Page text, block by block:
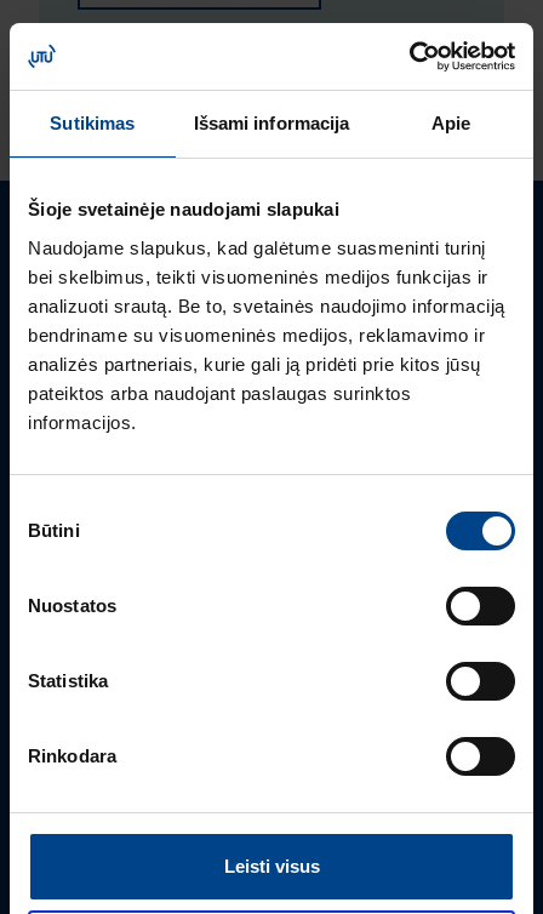
Sutikimas Išsami informacija Apie
Šioje svetainėje naudojami slapukai
Naudojame slapukus, kad galėtume suasmeninti turinį
bei skelbimus, teikti visuomeninės medijos funkcijas ir
analizuoti srautą. Be to, svetainės naudojimo informaciją
bendriname su visuomeninės medijos, reklamavimo ir
analizės partneriais, kurie gali ją pridėti prie kitos jūsų
pateiktos arba naudojant paslaugas surinktos
informacijos.
pasirinkimas
Būtini
Nuostatos
Statistika
Rinkodara
Leisti visus
Turite klausimų? Susisiekite
Mielai atsakysime į Jums aktualius klausimus.
BENDRA INFORMACIJA
+370 5 2742827
Pavardė*